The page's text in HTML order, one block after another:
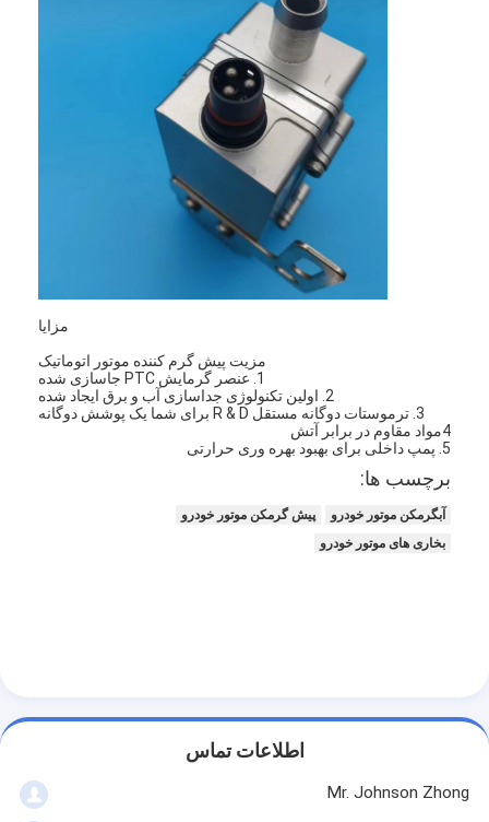
بخاری موتور خودرو
پیش گرم کننده موتور الکتریکی
پیش گرم کننده مایع خنک کننده موتور
بخاری های مخزن روغن
گرم کننده فن PTC
شارژرهای باتری ذخیره سازی
کابل بخاری موتور
پلگ های بخاری موتور
مزایا
مزیت پیش گرم کننده موتور اتوماتیک
1. عنصر گرمایش PTC جاسازی شده
2. اولین تکنولوژی جداسازی آب و برق ایجاد شده
3. ترموستات دوگانه مستقل R & D برای شما یک پوشش دوگانه
4مواد مقاوم در برابر آتش
5. پمپ داخلی برای بهبود بهره وری حرارتی
برچسب ها:
آبگرمکن موتور خودرو
پیش گرمکن موتور خودرو
بخاری های موتور خودرو
اطلاعات تماس
Mr. Johnson Zhong